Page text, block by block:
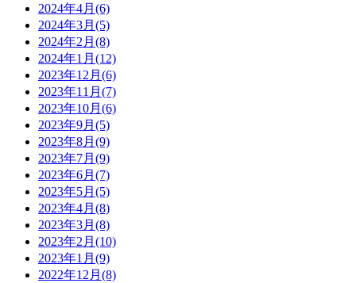
2024年4月(6)
2024年3月(5)
2024年2月(8)
2024年1月(12)
2023年12月(6)
2023年11月(7)
2023年10月(6)
2023年9月(5)
2023年8月(9)
2023年7月(9)
2023年6月(7)
2023年5月(5)
2023年4月(8)
2023年3月(8)
2023年2月(10)
2023年1月(9)
2022年12月(8)